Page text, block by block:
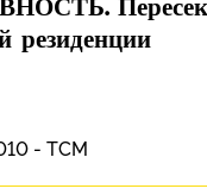
резиденции
- TCM